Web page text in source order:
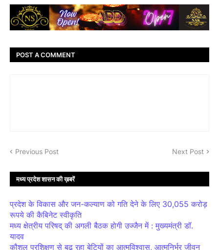
POST A COMMENT
Previous Post Next Post
मध्य प्रदेश शासन की ख़बरें
प्रदेश के विकास और जन-कल्याण को गति देने के लिए 30,055 करोड़
रूपये की कैबिनेट स्वीकृति
मध्य क्षेत्रीय परिषद् की अगली बैठक होगी उज्जैन में : मुख्यमंत्री डॉ.
यादव
कौशल प्रशिक्षण से बढ़ रहा बेटियों का आत्मविश्वास, आत्मनिर्भर जीवन